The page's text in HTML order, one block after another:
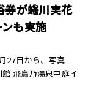
券が蜷川実花
も実施
27日から、写真
飛鳥乃湯泉中庭イ